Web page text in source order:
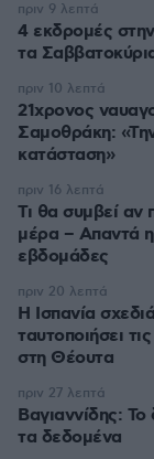
4 εκδρομές
τα
πριν 9 λεπτά
21χρονος
Σαμοθράκη:
κατάσταση»
πριν 10 λεπτά
Τι θα συμβεί αν
μέρα – Απαντά η
εβδομάδες
πριν 16 λεπτά
Η Ισπανία
ταυτοποιήσει
στη Θέουτα
πριν 20 λεπτά
Βαγιαννίδης: Το
τα δεδομένα
πριν 27 λεπτά